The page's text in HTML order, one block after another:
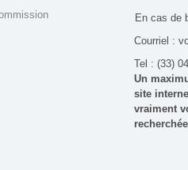
En cas de
Courriel :
Tel : (33)
Un
site
vraiment